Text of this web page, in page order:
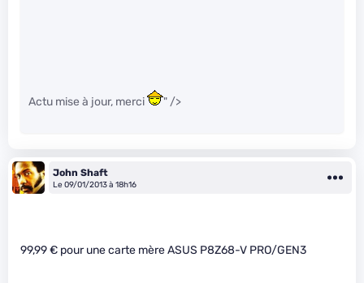
Actu mise à jour, merci " />
John Shaft
Le 09/01/2013 à 18h16
99,99 € pour une carte mère ASUS P8Z68-V PRO/GEN3